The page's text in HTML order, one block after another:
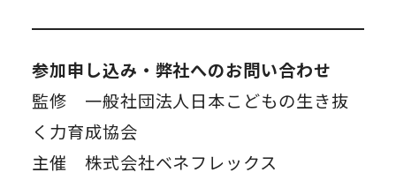
参加申し込み・弊社へのお問い合わせ
監修 一般社団法人日本こどもの生き抜
く力育成協会
主催 株式会社ベネフレックス